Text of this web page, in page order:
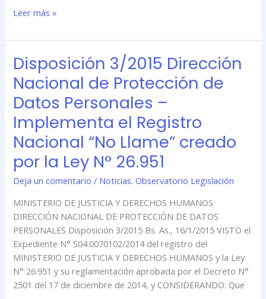
Leer más »
Disposición 3/2015 Dirección
Nacional de Protección de
Datos Personales –
Implementa el Registro
Nacional “No Llame” creado
por la Ley N° 26.951
Deja un comentario / Noticias. Observatorio Legislación
MINISTERIO DE JUSTICIA Y DERECHOS HUMANOS
DIRECCIÓN NACIONAL DE PROTECCIÓN DE DATOS
PERSONALES Disposición 3/2015 Bs. As., 16/1/2015 VISTO el
Expediente N° S04:0070102/2014 del registro del
MINISTERIO DE JUSTICIA Y DERECHOS HUMANOS y la Ley
N° 26.951 y su reglamentación aprobada por el Decreto N°
2501 del 17 de diciembre de 2014, y CONSIDERANDO: Que
Disposición
3/2015
Dirección
Nacional
de
Protección
de
Personales
–
el
Registro
Nacional
“No
Llame”
creado
por